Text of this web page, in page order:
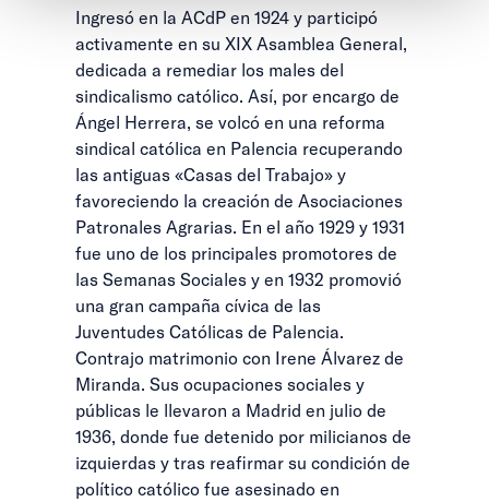
Ingresó en la ACdP en 1924 y participó
activamente en su XIX Asamblea General,
dedicada a remediar los males del
sindicalismo católico. Así, por encargo de
Ángel Herrera, se volcó en una reforma
sindical católica en Palencia recuperando
las antiguas «Casas del Trabajo» y
favoreciendo la creación de Asociaciones
Patronales Agrarias. En el año 1929 y 1931
fue uno de los principales promotores de
las Semanas Sociales y en 1932 promovió
una gran campaña cívica de las
Juventudes Católicas de Palencia.
Contrajo matrimonio con Irene Álvarez de
Miranda. Sus ocupaciones sociales y
públicas le llevaron a Madrid en julio de
1936, donde fue detenido por milicianos de
izquierdas y tras reafirmar su condición de
político católico fue asesinado en